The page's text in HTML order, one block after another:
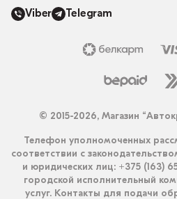
Viber Telegram
© 2015-2026, Магазин
Телефон уполномоченных
соответствии с
и юридических лиц: +375 (163)
городской исполнительный
услуг. Контакты для подачи